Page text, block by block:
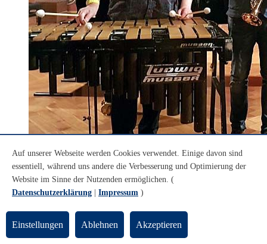
© privat
Jazz-Trio Poser-Troschel-Haupt
Jazz-Trio Poser-Troschel-Haupt
Eine Entdeckungsreise: Atmosphärisch, tiefgründig und spannend.
Auf unserer Webseite werden Cookies verwendet. Einige davon sind
essentiell, während uns andere die Verbesserung und Optimierung der
Website im Sinne der Nutzenden ermöglichen. (
Datenschutzerklärung
Impressum )
Einstellungen Ablehnen Akzeptieren